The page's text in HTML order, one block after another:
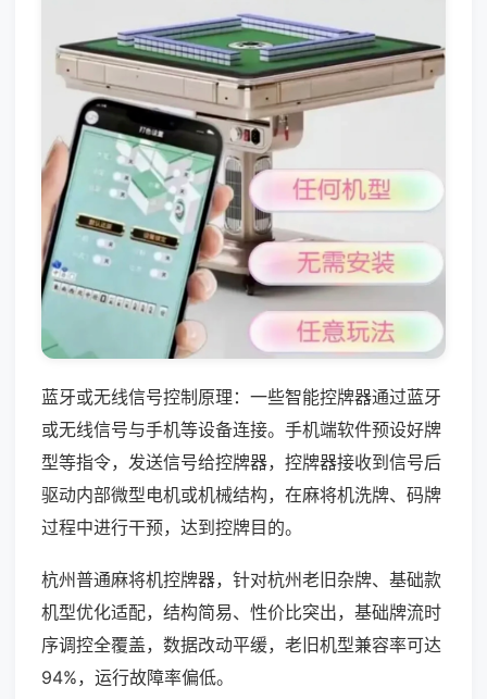
蓝牙或无线信号控制原理：一些智能控牌器通过蓝牙
或无线信号与手机等设备连接。手机端软件预设好牌
型等指令，发送信号给控牌器，控牌器接收到信号后
驱动内部微型电机或机械结构，在麻将机洗牌、码牌
过程中进行干预，达到控牌目的。
杭州普通麻将机控牌器，针对杭州老旧杂牌、基础款
机型优化适配，结构简易、性价比突出，基础牌流时
序调控全覆盖，数据改动平缓，老旧机型兼容率可达
94%，运行故障率偏低。